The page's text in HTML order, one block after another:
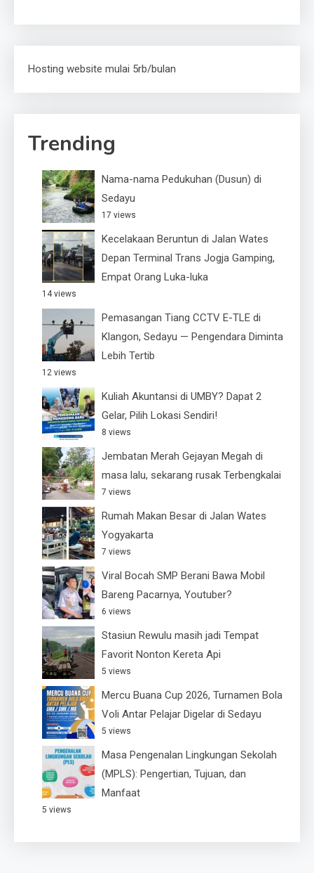
Hosting website mulai 5rb/bulan
Trending
Nama-nama Pedukuhan (Dusun) di
Sedayu
17 views
Kecelakaan Beruntun di Jalan Wates
Depan Terminal Trans Jogja Gamping,
Empat Orang Luka-luka
14 views
Pemasangan Tiang CCTV E-TLE di
Klangon, Sedayu — Pengendara Diminta
Lebih Tertib
12 views
Kuliah Akuntansi di UMBY? Dapat 2
Gelar, Pilih Lokasi Sendiri!
8 views
Jembatan Merah Gejayan Megah di
masa lalu, sekarang rusak Terbengkalai
7 views
Rumah Makan Besar di Jalan Wates
Yogyakarta
7 views
Viral Bocah SMP Berani Bawa Mobil
Bareng Pacarnya, Youtuber?
6 views
Stasiun Rewulu masih jadi Tempat
Favorit Nonton Kereta Api
5 views
Mercu Buana Cup 2026, Turnamen Bola
Voli Antar Pelajar Digelar di Sedayu
5 views
Masa Pengenalan Lingkungan Sekolah
(MPLS): Pengertian, Tujuan, dan
Manfaat
5 views